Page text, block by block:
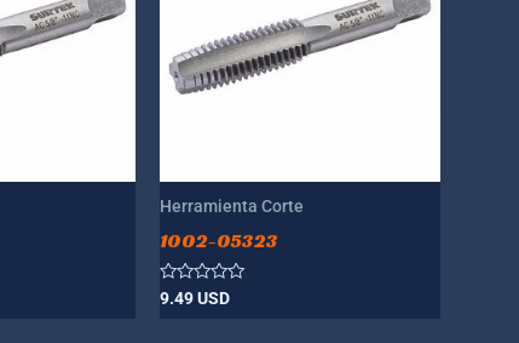
Herramienta Corte
1002-05323
Valorado
9.49USD